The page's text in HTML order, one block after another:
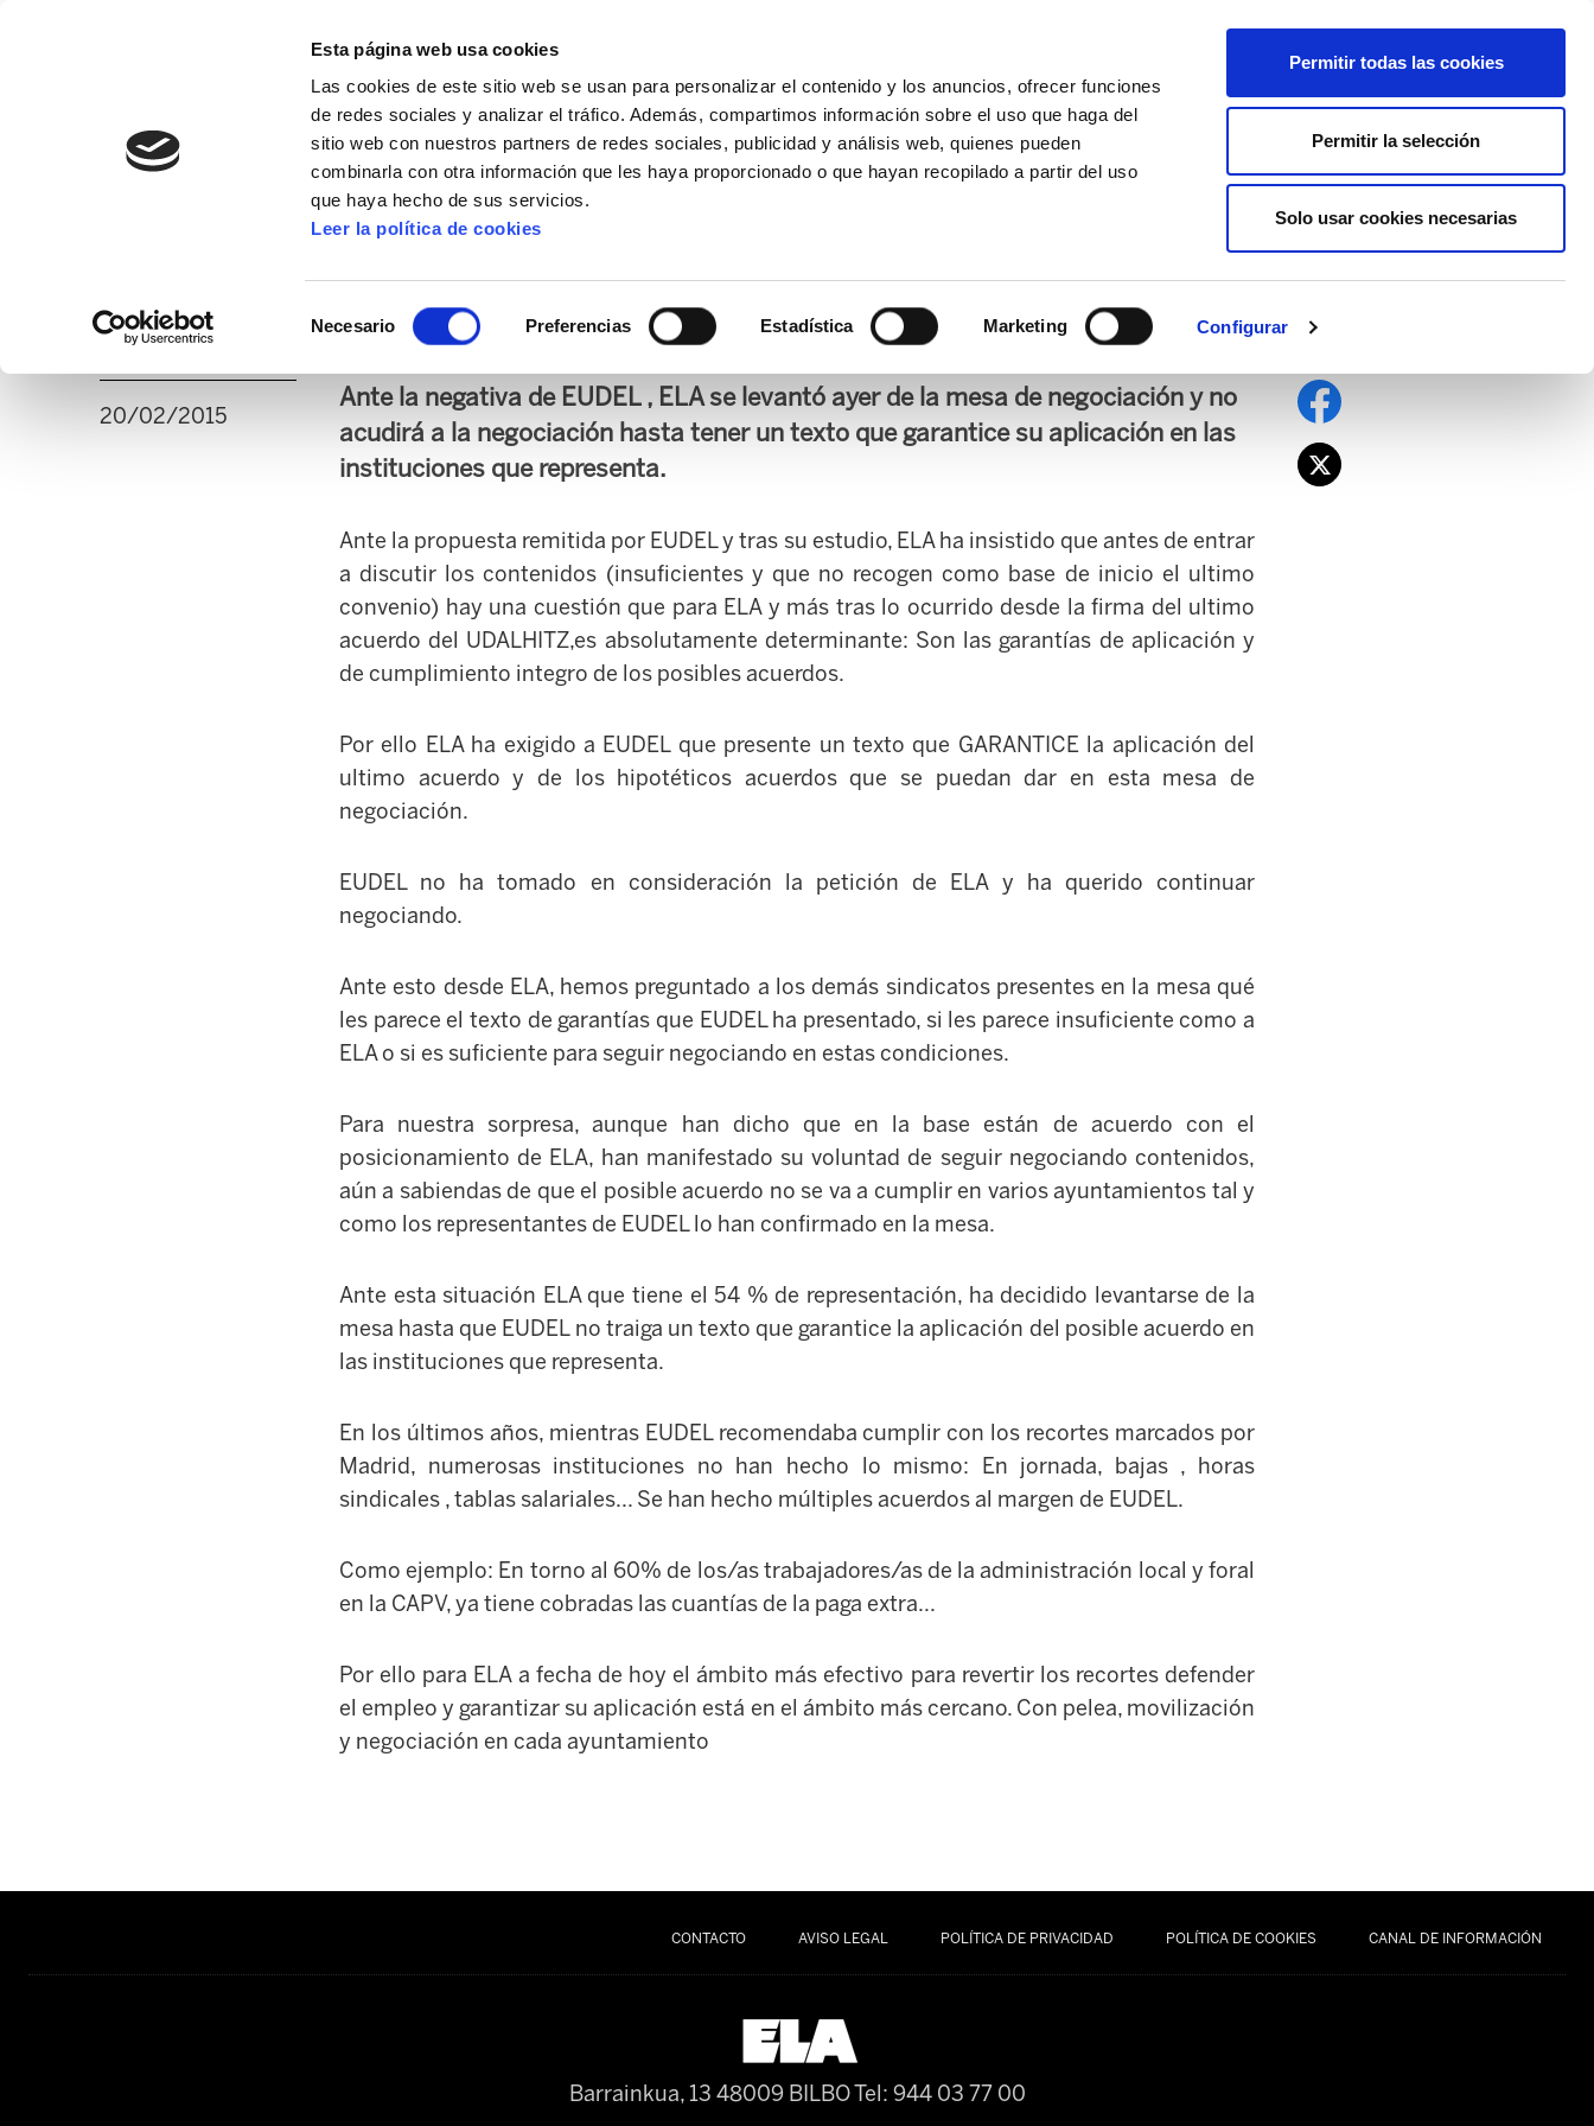
Esta página web usa cookies
Las cookies de este sitio web se usan para personalizar el contenido y los anuncios, ofrecer funciones
de redes sociales y analizar el tráfico. Además, compartimos información sobre el uso que haga del
sitio web con nuestros partners de redes sociales, publicidad y análisis web, quienes pueden
combinarla con otra información que les haya proporcionado o que hayan recopilado a partir del uso
que haya hecho de sus servicios.
Leer la política de cookies
Necesario Preferencias Estadística Marketing Configurar
Permitir todas las cookies
Permitir la selección
Solo usar cookies necesarias
AFÍLIATE
MANU ROBLES-ARANGIZ FUNDAZIOA BIDELAGUN FUNDAZIOA
ELA exige a EUDEL garantías de cumplimiento de los posibles
acuerdos en la mesa del Udalhitz
20/02/2015
Ante la negativa de EUDEL , ELA se levantó ayer de la mesa de negociación y no
acudirá a la negociación hasta tener un texto que garantice su aplicación en las
instituciones que representa.
Ante la propuesta remitida por EUDEL y tras su estudio, ELA ha insistido que antes de entrar
a discutir los contenidos (insuficientes y que no recogen como base de inicio el ultimo
convenio) hay una cuestión que para ELA y más tras lo ocurrido desde la firma del ultimo
acuerdo del UDALHITZ,es absolutamente determinante: Son las garantías de aplicación y
de cumplimiento integro de los posibles acuerdos.
Por ello ELA ha exigido a EUDEL que presente un texto que GARANTICE la aplicación del
ultimo acuerdo y de los hipotéticos acuerdos que se puedan dar en esta mesa de
negociación.
EUDEL no ha tomado en consideración la petición de ELA y ha querido continuar
negociando.
Ante esto desde ELA, hemos preguntado a los demás sindicatos presentes en la mesa qué
les parece el texto de garantías que EUDEL ha presentado, si les parece insuficiente como a
ELA o si es suficiente para seguir negociando en estas condiciones.
Para nuestra sorpresa, aunque han dicho que en la base están de acuerdo con el
posicionamiento de ELA, han manifestado su voluntad de seguir negociando contenidos,
aún a sabiendas de que el posible acuerdo no se va a cumplir en varios ayuntamientos tal y
como los representantes de EUDEL lo han confirmado en la mesa.
Ante esta situación ELA que tiene el 54 % de representación, ha decidido levantarse de la
mesa hasta que EUDEL no traiga un texto que garantice la aplicación del posible acuerdo en
las instituciones que representa.
En los últimos años, mientras EUDEL recomendaba cumplir con los recortes marcados por
Madrid, numerosas instituciones no han hecho lo mismo: En jornada, bajas , horas
sindicales , tablas salariales... Se han hecho múltiples acuerdos al margen de EUDEL.
Como ejemplo: En torno al 60% de los/as trabajadores/as de la administración local y foral
en la CAPV, ya tiene cobradas las cuantías de la paga extra...
Por ello para ELA a fecha de hoy el ámbito más efectivo para revertir los recortes defender
el empleo y garantizar su aplicación está en el ámbito más cercano. Con pelea, movilización
y negociación en cada ayuntamiento
CONTACTO AVISO LEGAL POLÍTICA DE PRIVACIDAD POLÍTICA DE COOKIES CANAL DE INFORMACIÓN
Barrainkua, 13 48009 BILBOTel: 944 03 77 00